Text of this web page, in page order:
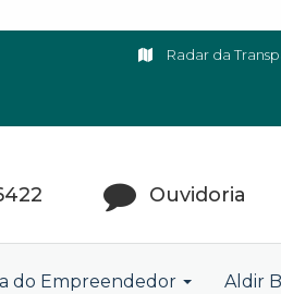
Radar da
Ouvidoria
do Empreendedor Aldir